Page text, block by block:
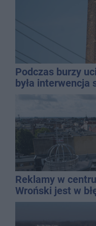
Podczas burzy
była interwencja
Reklamy w
Wroński jest w